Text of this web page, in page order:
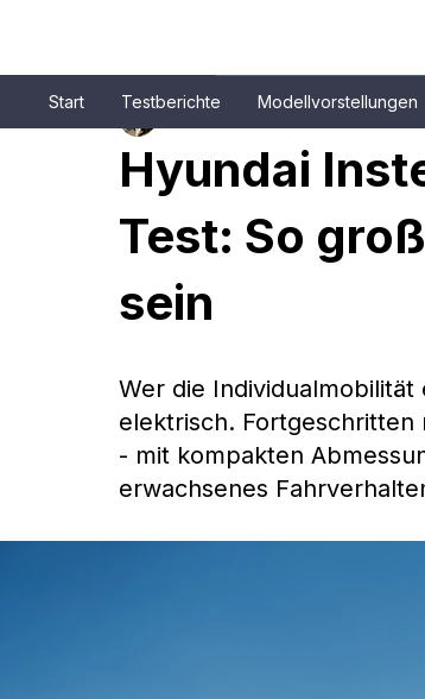
Start Testberichte Modellvorstellungen
12. Nov. 2025
Hyundai
Test: So
sein
Wer die
elektrisch. Fortgeschritten
- mit kompakten
erwachsenes